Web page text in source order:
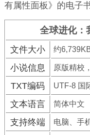
有属性面板》的电子
全球进化：
文件大小 约
小说信息 原版精校
TXT编码 UTF-8 国
文本语言 简体中文
支持终端 电脑、手